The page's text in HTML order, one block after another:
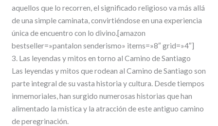
aquellos que lo recorren, el significado religioso va más allá
de una simple caminata, convirtiéndose en una experiencia
única de encuentro con lo divino.[amazon
bestseller=»pantalon senderismo» items=»8″ grid=»4″]
3. Las leyendas y mitos en torno al Camino de Santiago
Las leyendas y mitos que rodean al Camino de Santiago son
parte integral de su vasta historia y cultura. Desde tiempos
inmemoriales, han surgido numerosas historias que han
alimentado la mística y la atracción de este antiguo camino
de peregrinación.